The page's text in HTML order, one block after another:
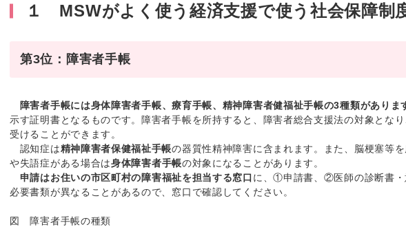
１ MSWがよく使う経済支援で使う社会保障制
第3位：障害者手帳
障害者手帳には身体障害者手帳、療育手帳、精神障害者健福祉手帳の3種類がありま
示す証明書となるものです。障害者手帳を所持すると、障害者総合支援法の対象とな
受けることができます。
認知症は精神障害者保健福祉手帳の器質性精神障害に含まれます。また、脳梗塞等
や失語症がある場合は身体障害者手帳の対象になることがあります。
申請はお住いの市区町村の障害福祉を担当する窓口 に、①申請書、②医師の診断書
必要書類が異なることがあるので、窓口で確認してください。
図 障害者手帳の種類